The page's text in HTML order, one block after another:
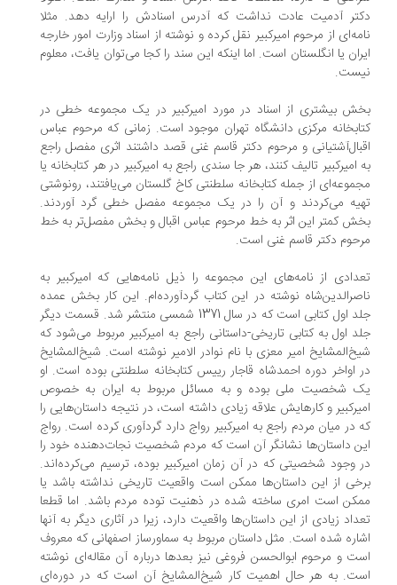
آدمیت عادت نداشت که آدرس اسنادش را ارایه دهد. مثلا
از مرحوم امیرکبیر نقل کرده و نوشته از اسناد وزارت امور خارجه
یا انگلستان است. اما اینکه این سند را کجا می‌توان یافت، معلوم
بیشتری از اسناد در مورد امیرکبیر در یک مجموعه خطی در
مرکزی دانشگاه تهران موجود است. زمانی که مرحوم عباس
و مرحوم دکتر قاسم غنی قصد داشتند اثری مفصل راجع
امیر‌کبیر تالیف کنند، هر جا سندی راجع به امیرکبیر در هر کتابخانه یا
از جمله کتابخانه سلطنتی کاخ گلستان می‌یافتند، رونوشتی
می‌کردند و آن را در یک مجموعه مفصل خطی گرد آوردند.
کمتر این اثر به خط مرحوم عباس اقبال و بخش مفصل‌تر به خط
دکتر قاسم غنی است.
از نامه‌های این مجموعه را ذیل نامه‌هایی که امیرکبیر به
نوشته در این کتاب گردآورده‌ام. این کار بخش عمده
جلد اول کتابی است که در سال 1371 شمسی منتشر شد. قسمت دیگر
اول به کتابی تاریخی-داستانی راجع به امیرکبیر مربوط می‌شود که
امیر معزی با نام نوادر الامیر نوشته است. شیخ‌المشایخ
اواخر دوره احمدشاه قاجار رییس کتابخانه سلطنتی بوده است. او
شخصیت ملی بوده و به مسائل مربوط به ایران به خصوص
و کارهایش علاقه زیادی داشته است، در نتیجه داستان‌هایی را
در میان مردم راجع به امیرکبیر رواج دارد گردآوری کرده است. رواج
داستان‌ها نشانگر آن است که مردم شخصیت نجات‌دهنده خود را
وجود شخصیتی که در آن زمان امیرکبیر بوده، ترسیم می‌کرده‌اند.
از این داستان‌ها ممکن است واقعیت تاریخی نداشته باشد یا
است امری ساخته شده در ذهنیت توده مردم باشد. اما قطعا
زیادی از این داستان‌ها واقعیت دارد، زیرا در آثاری دیگر به آنها
شده است. مثل داستان مربوط به سماورساز اصفهانی که معروف
و مرحوم ابوالحسن فروغی نیز بعدها درباره آن مقاله‌ای نوشته
به هر حال اهمیت کار شیخ‌المشایخ آن است که در دوره‌ای